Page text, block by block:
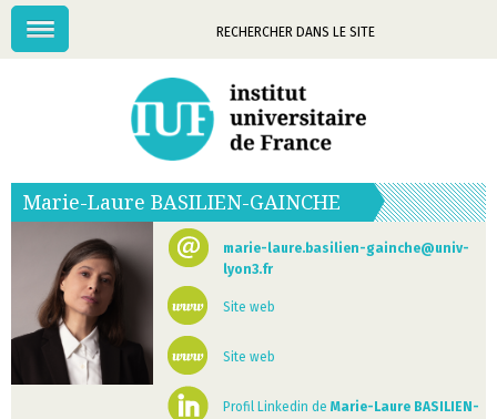
Mots-
Menu
Marie-Laure BASILIEN-GAINCHE
marie-laure.basilien-gainche@univ-
lyon3.fr
Site web
Site web
Profil Linkedin deMarie-Laure BASILIEN-